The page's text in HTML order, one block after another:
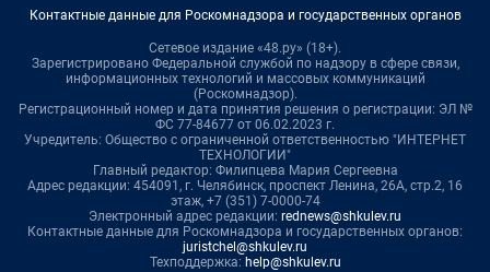
Контактные данные для Роскомнадзора и государственных органов
Сетевое издание «48.ру» (18+).
Зарегистрировано Федеральной службой по надзору в сфере связи,
информационных технологий и массовых коммуникаций
(Роскомнадзор).
Регистрационный номер и дата принятия решения о регистрации: ЭЛ №
ФС 77-84677 от 06.02.2023 г.
Учредитель: Общество с ограниченной ответственностью "ИНТЕРНЕТ
ТЕХНОЛОГИИ"
Главный редактор: Филипцева Мария Сергеевна
Адрес редакции: 454091, г. Челябинск, проспект Ленина, 26А, стр.2, 16
этаж, +7 (351) 7-0000-74
Электронный адрес редакции: rednews@shkulev.ru
Контактные данные для Роскомнадзора и государственных органов:
juristchel@shkulev.ru
Техподдержка: help@shkulev.ru